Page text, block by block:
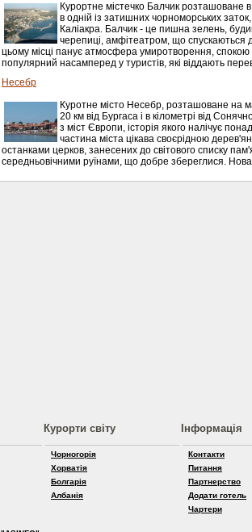
Курортне містечко Балчик розташоване
в одній із затишних чорноморських
Каліакра. Балчик - це пишна зелень,
черепиці, амфітеатром, що спускаються
цьому місці панує атмосфера умиротворення, спокою
популярний насамперед у туристів, які віддають
Несебр
Куротне місто Несебр, розташоване на
20 км від Бургаса і в кілометрі від
з міст Європи, історія якого налічує
частина міста цікава своєрідною
останками церков, занесених до світового списку
середньовічними руїнами, що добре збереглися.
Курорти світу
Чорногорія
Хорватія
Болгарія
Албанія
Інформація
Контакти
Питання
Партнерство
Додати готель
Чартери